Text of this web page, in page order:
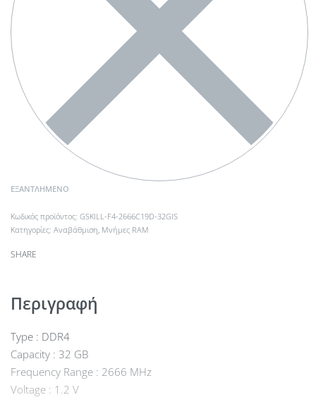
ΕΞΑΝΤΛΗΜΈΝΟ
GSKILL-F4-2666C19D-32GIS
Κατηγορίες: Αναβάθμιση, Μνήμες RAM
SHARE
Περιγραφή
Type : DDR4
Capacity : 32 GB
Frequency Range : 2666 MHz
Voltage : 1.2 V